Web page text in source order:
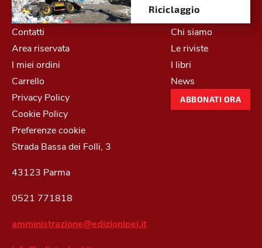
Riciclaggio
Contatti
Area riservata
I miei ordini
Carrello
Privacy Policy
Cookie Policy
Preferenze cookie
Chi siamo
Le riviste
I libri
News
ABBONATI ORA
Strada Bassa dei Folli, 3
43123 Parma
0521 771818
amministrazione@edizionipei.it